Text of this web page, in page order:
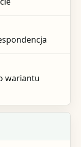
wariantu